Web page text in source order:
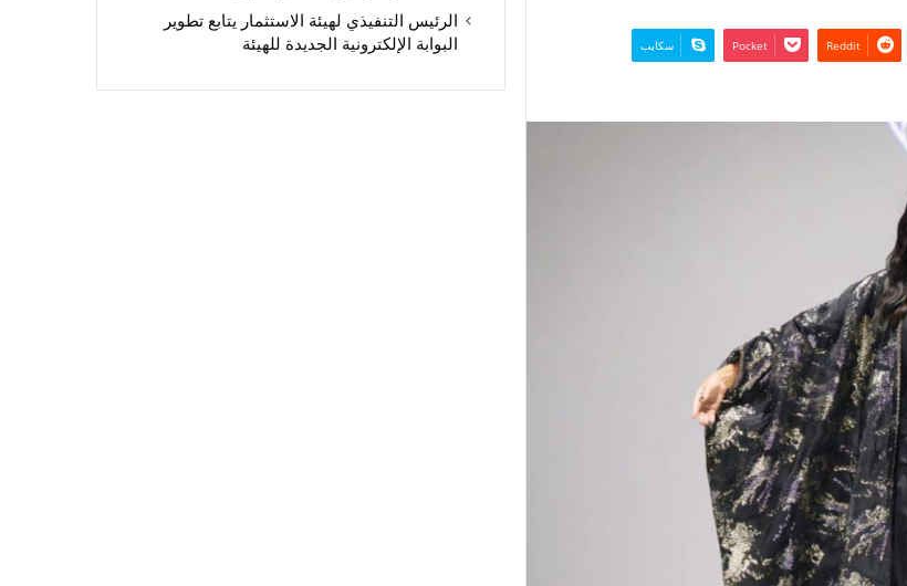
‫Pocket سكايب
الرئيس التنفيذي لهيئة الاستثمار يتابع تطوير
البوابة الإلكترونية الجديدة للهيئة